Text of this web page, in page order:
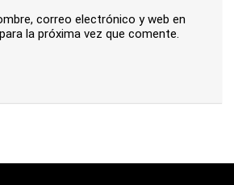
correo electrónico y web en
la próxima vez que comente.